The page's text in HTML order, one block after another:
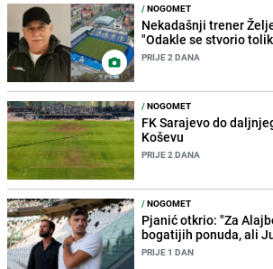
/NOGOMET
Nekadašnji trener
"Odakle se stvorio
PRIJE 2 DANA
/NOGOMET
FK Sarajevo do
Koševu
PRIJE 2 DANA
/NOGOMET
Pjanić otkrio: "Za
bogatijih ponuda, ali
PRIJE 1 DAN